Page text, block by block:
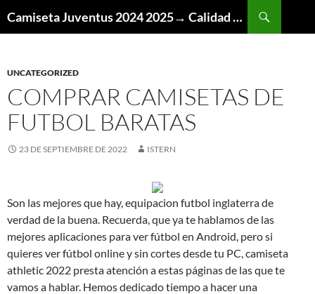
Camiseta Juventus 2024 2025→ Calidad Thai AAA
UNCATEGORIZED
COMPRAR CAMISETAS DE
FUTBOL BARATAS
23 DE SEPTIEMBRE DE 2022 ISTERN
Son las mejores que hay, equipacion futbol inglaterra de
verdad de la buena. Recuerda, que ya te hablamos de las
mejores aplicaciones para ver fútbol en Android, pero si
quieres ver fútbol online y sin cortes desde tu PC, camiseta
athletic 2022 presta atención a estas páginas de las que te
vamos a hablar. Hemos dedicado tiempo a hacer una